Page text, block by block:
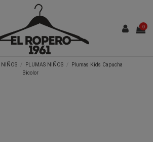
0
NIÑOS PLUMAS NIÑOS
Plumas Kids Capucha
Bicolor